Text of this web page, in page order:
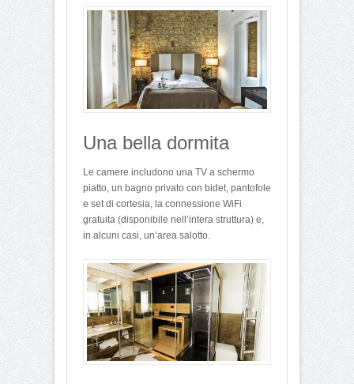
Una bella dormita
Le camere includono una TV a schermo
piatto, un bagno privato con bidet, pantofole
e set di cortesia, la connessione WiFi
gratuita (disponibile nell’intera struttura) e,
in alcuni casi, un’area salotto.